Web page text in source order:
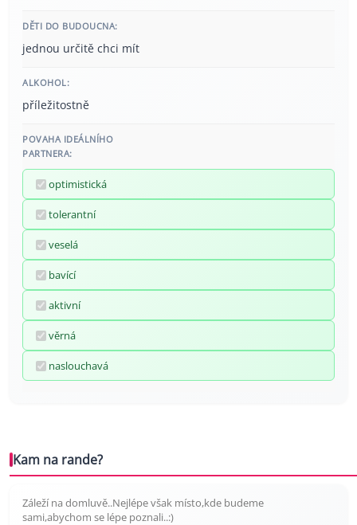
DĚTI DO BUDOUCNA:
jednou určitě chci mít
ALKOHOL:
příležitostně
POVAHA IDEÁLNÍHO
PARTNERA:
optimistická
tolerantní
veselá
bavící
aktivní
věrná
naslouchavá
Kam na rande?
Záleží na domluvě..Nejlépe však místo,kde budeme
sami,abychom se lépe poznali..:)